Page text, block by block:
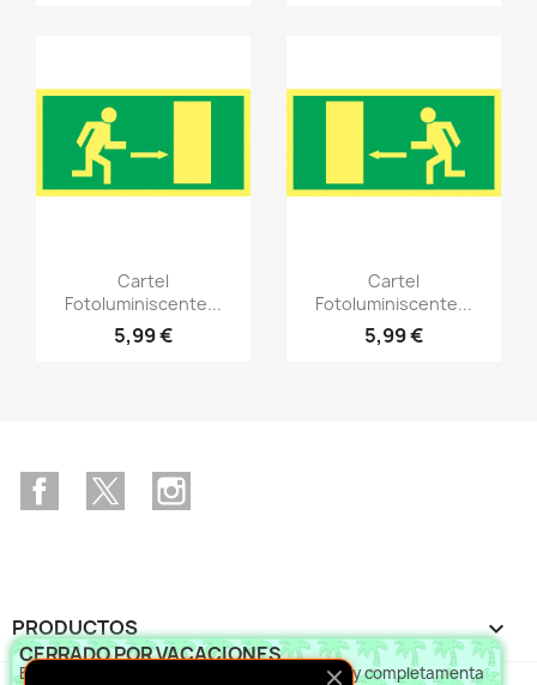
Vistazo rápido
Cartel
Fotoluminiscente...
5,99 €
Vistazo rápido
Cartel
Fotoluminiscente...
5,99 €
FacebookTwitter
CERRADO POR VACACIONES
Estaremos cerrados por vacaciones parcial y completamenta
PRODUCTOS 